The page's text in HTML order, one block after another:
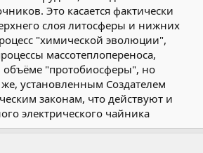
Это касается фактически
слоя литосферы и нижних
"химической эволюции",
массотеплопереноса,
объёме "протобиосферы", но
установленным Создателем
законам, что действуют и
электрического чайника